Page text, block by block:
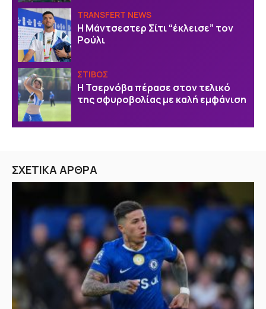
TRANSFERT NEWS
Η Μάντσεστερ Σίτι “έκλεισε” τον
Ρούλι
ΣΤΙΒΟΣ
Η Τσερνόβα πέρασε στον τελικό
της σφυροβολίας με καλή εμφάνιση
ΣΧΕΤΙΚΑ ΑΡΘΡΑ